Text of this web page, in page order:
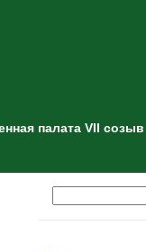
палата VII созыв